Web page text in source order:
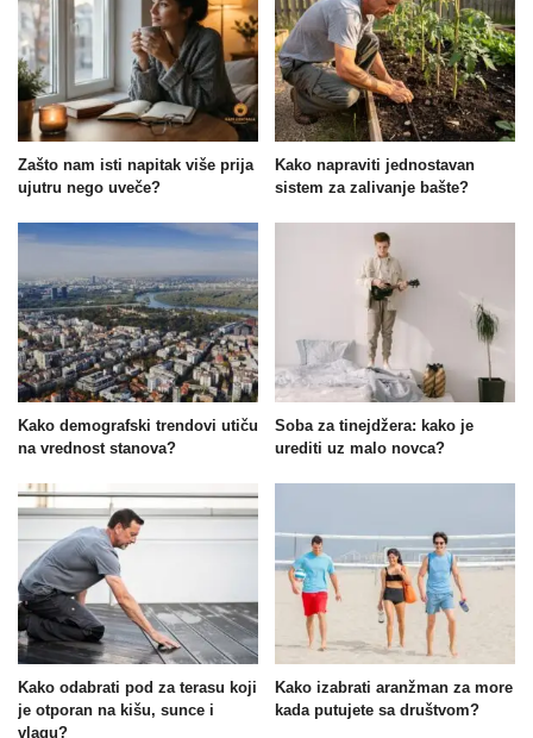
Zašto nam isti napitak više prija
ujutru nego uveče?
Kako napraviti jednostavan
sistem za zalivanje bašte?
Kako demografski trendovi utiču
na vrednost stanova?
Soba za tinejdžera: kako je
urediti uz malo novca?
Kako odabrati pod za terasu koji
je otporan na kišu, sunce i
vlagu?
Kako izabrati aranžman za more
kada putujete sa društvom?